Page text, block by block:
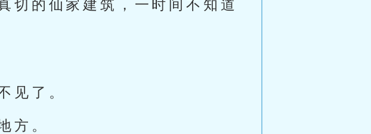
切的仙家建筑，一时间不知道
见了。
方。